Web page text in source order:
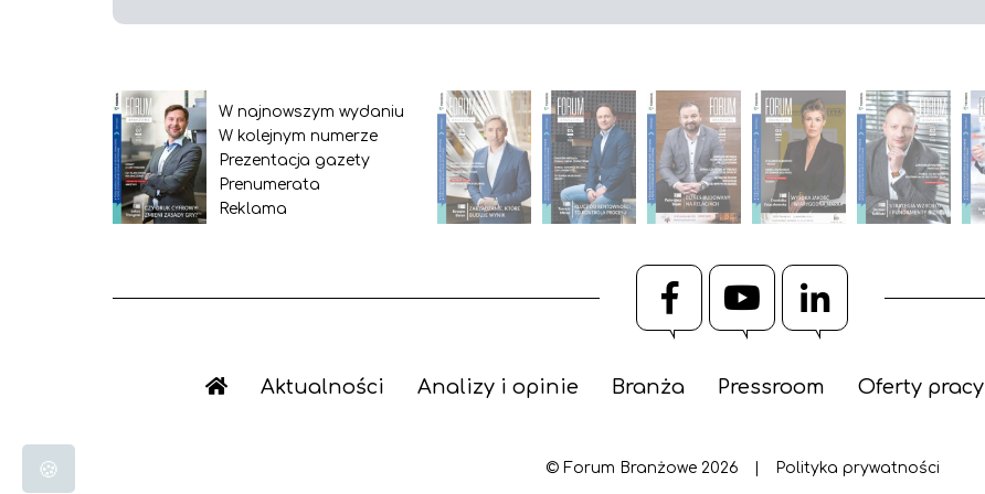
W najnowszym wydaniu
W kolejnym numerze
Prezentacja gazety
Prenumerata
Reklama
FacebookYouTube
LinkedIn
Aktualności Analizy i opinie Branża Pressroom Oferty pracy
© Forum Branżowe 2026 | Polityka prywatności
🍪